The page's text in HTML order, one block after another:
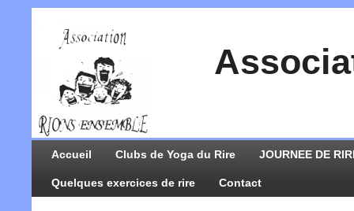
Accueil Clubs de Yoga du Rire JOURNEE DE
Quelques exercices de rire Contact